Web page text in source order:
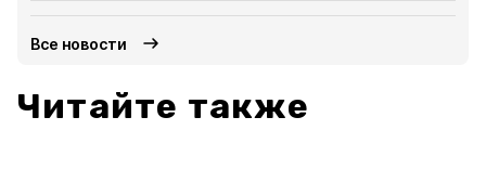
Все новости
Читайте также